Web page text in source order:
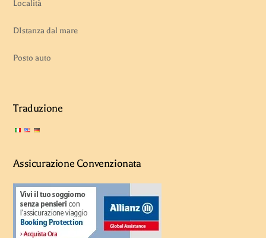
Località
DIstanza dal mare
Posto auto
Traduzione
Assicurazione Convenzionata